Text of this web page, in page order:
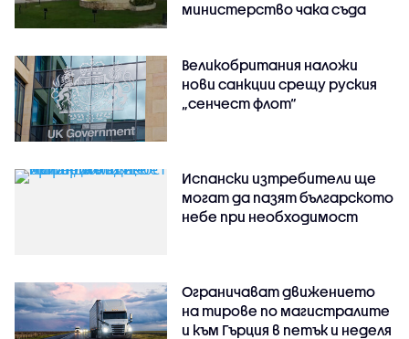
министерство чака съда
Великобритания наложи
нови санкции срещу руския
„сенчест флот“
Испански изтребители ще
могат да пазят българското
небе при необходимост
Ограничават движението
на тирове по магистралите
и към Гърция в петък и неделя